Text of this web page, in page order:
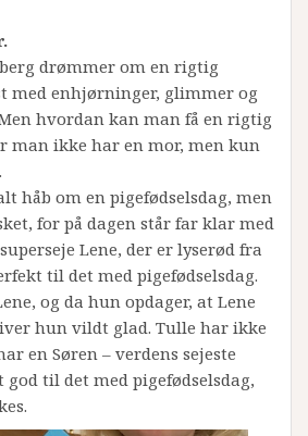
drømmer om en rigtig
med enhjørninger, glimmer og
hvordan kan man få en rigtig
man ikke har en mor, men kun
håb om en pigefødselsdag, men
for på dagen står far klar med
Lene, der er lyserød fra
til det med pigefødselsdag.
og da hun opdager, at Lene
hun vildt glad. Tulle har ikke
en Søren – verdens sejeste
god til det med pigefødselsdag,